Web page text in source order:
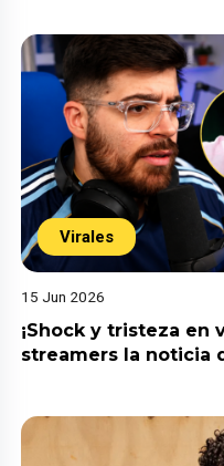
Virales
15 Jun 2026
¡Shock y tristeza en
streamers la noticia